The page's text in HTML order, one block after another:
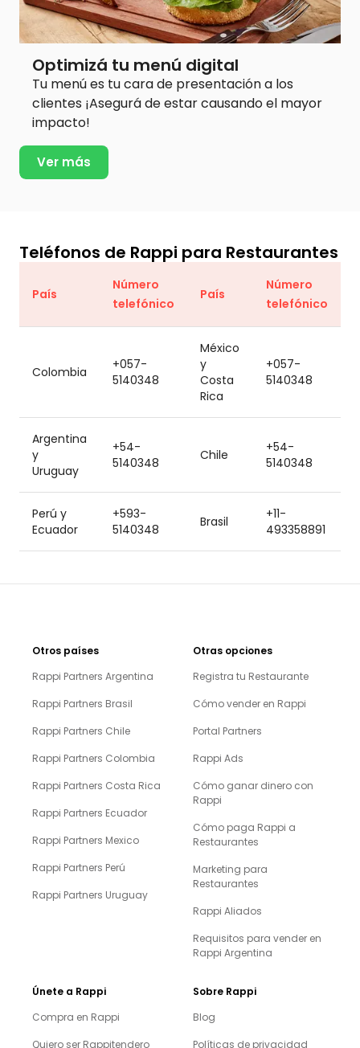
Optimizá tu menú digital
Tu menú es tu cara de presentación a los
clientes ¡Asegurá de estar causando el mayor
impacto!
Ver más
Teléfonos de Rappi para Restaurantes
País
Número
telefónico
País
Número
telefónico
Colombia
+057-
5140348
México
y
Costa
Rica
+057-
5140348
Argentina
y
Uruguay
+54-
5140348
Chile
+54-
5140348
Perú y
Ecuador
+593-
5140348
Brasil
+11-
493358891
Otros países
Rappi Partners Argentina
Rappi Partners Brasil
Rappi Partners Chile
Rappi Partners Colombia
Rappi Partners Costa Rica
Rappi Partners Ecuador
Rappi Partners Mexico
Rappi Partners Perú
Rappi Partners Uruguay
Otras opciones
Registra tu Restaurante
Cómo vender en Rappi
Portal Partners
Rappi Ads
Cómo ganar dinero con
Rappi
Cómo paga Rappi a
Restaurantes
Marketing para
Restaurantes
Rappi Aliados
Requisitos para vender en
Rappi Argentina
Únete a Rappi
Compra en Rappi
Quiero ser Rappitendero
Sobre Rappi
Blog
Políticas de privacidad